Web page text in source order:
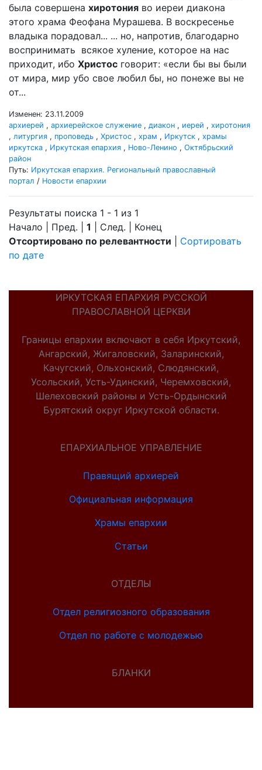
была совершена хиротония во иереи диакона
этого храма Феофана Мурашева. В воскресенье
владыка порадовал... ... но, напротив, благодарно
воспринимать всякое хуление, которое на нас
приходит, ибо Христос говорит: «если бы вы были
от мира, мир убо свое любил бы, но понеже вы не
от...
Изменен: 23.11.2009
архиерей , архиерейское служение , диакон , иерей , хиротония
, литургия , проповедь , Христос , храм , Иркутск , храмы
иркутска , Иркутская епархия , Ново-Ленино , Октябрьский
район
Путь: Иркутская епархия. Региональный православный
портал / Новости епархии
Результаты поиска 1 - 1 из 1
Начало | Пред. | 1 | След. | Конец
Отсортировано по релевантности
Сортировать
по дате
ИРКУТСКАЯ ЕПАРХИЯ РУССКОЙ
ПРАВОСЛАВНОЙ ЦЕРКВИ
Границы епархии включают в себя Иркутский,
Ангарский, Жигаловский, Заларинский,
Качугский, Ольхонский, Слюдянский,
Усольский, Усть-Удинский, Черемховский,
Шелеховский районы и Усть-Ордынский
Бурятский округ Иркутской области.
ЕПАРХИАЛЬНОЕ УПРАВЛЕНИЕ
Правящий архиерей
Официальная информация
Храмы епархии
Статьи
ОТДЕЛЫ
Отдел религиозного образования
Отдел по работе с молодежью
БЛАНКИ